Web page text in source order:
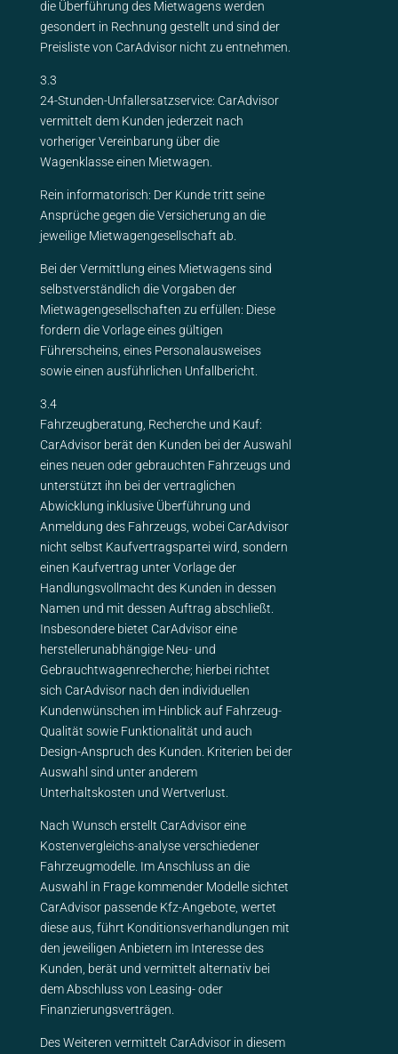
die Überführung des Mietwagens werden
gesondert in Rechnung gestellt und sind der
Preisliste von CarAdvisor nicht zu entnehmen.
3.3
24-Stunden-Unfallersatzservice: CarAdvisor
vermittelt dem Kunden jederzeit nach
vorheriger Vereinbarung über die
Wagenklasse einen Mietwagen.
Rein informatorisch: Der Kunde tritt seine
Ansprüche gegen die Versicherung an die
jeweilige Mietwagengesellschaft ab.
Bei der Vermittlung eines Mietwagens sind
selbstverständlich die Vorgaben der
Mietwagengesellschaften zu erfüllen: Diese
fordern die Vorlage eines gültigen
Führerscheins, eines Personalausweises
sowie einen ausführlichen Unfallbericht.
3.4
Fahrzeugberatung, Recherche und Kauf:
CarAdvisor berät den Kunden bei der Auswahl
eines neuen oder gebrauchten Fahrzeugs und
unterstützt ihn bei der vertraglichen
Abwicklung inklusive Überführung und
Anmeldung des Fahrzeugs, wobei CarAdvisor
nicht selbst Kaufvertragspartei wird, sondern
einen Kaufvertrag unter Vorlage der
Handlungsvollmacht des Kunden in dessen
Namen und mit dessen Auftrag abschließt.
Insbesondere bietet CarAdvisor eine
herstellerunabhängige Neu- und
Gebrauchtwagenrecherche; hierbei richtet
sich CarAdvisor nach den individuellen
Kundenwünschen im Hinblick auf Fahrzeug-
Qualität sowie Funktionalität und auch
Design-Anspruch des Kunden. Kriterien bei der
Auswahl sind unter anderem
Unterhaltskosten und Wertverlust.
Nach Wunsch erstellt CarAdvisor eine
Kostenvergleichs-analyse verschiedener
Fahrzeugmodelle. Im Anschluss an die
Auswahl in Frage kommender Modelle sichtet
CarAdvisor passende Kfz-Angebote, wertet
diese aus, führt Konditionsverhandlungen mit
den jeweiligen Anbietern im Interesse des
Kunden, berät und vermittelt alternativ bei
dem Abschluss von Leasing- oder
Finanzierungsverträgen.
Des Weiteren vermittelt CarAdvisor in diesem